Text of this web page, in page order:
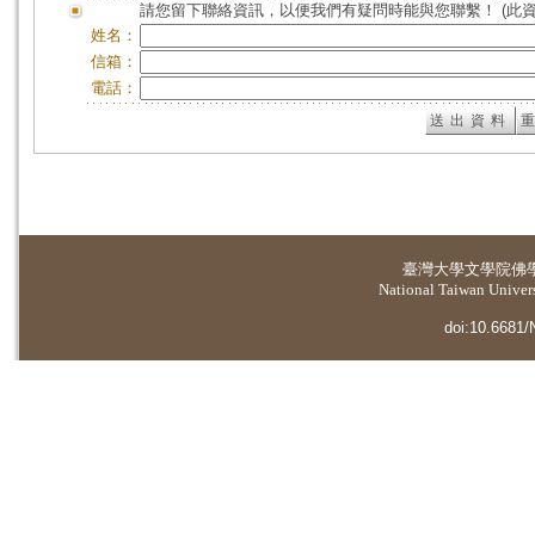
請您留下聯絡資訊，以便我們有疑問時能與您聯繫！ (此
姓名：
信箱：
電話：
臺灣大學文學院佛
National Taiwan
doi:10.6681/